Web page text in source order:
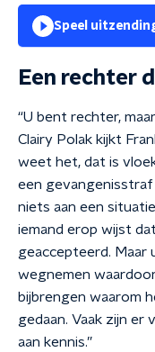
Speel
Een rechter
“U bent rechter,
Clairy Polak kijkt
weet het, dat is
een
niets aan een
iemand erop wijst
geaccepteerd. Maar
wegnemen
bijbrengen waarom
gedaan. Vaak zijn
aan kennis.”